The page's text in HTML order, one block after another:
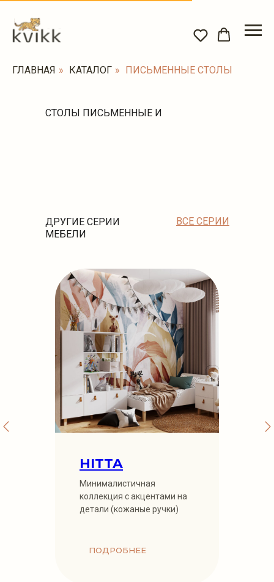
ГЛАВНАЯ » КАТАЛОГ » ПИСЬМЕННЫЕ СТОЛЫ
СТОЛЫ ПИСЬМЕННЫЕ И
ДРУГИЕ СЕРИИ
МЕБЕЛИ
ВСЕ СЕРИИ
HITTA
Минималистичная
коллекция с акцентами на
детали (кожаные ручки)
ПОДРОБНЕЕ